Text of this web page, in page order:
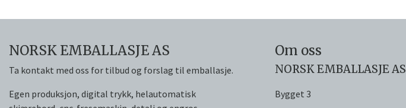
NORSK EMBALLASJE AS
Ta kontakt med oss for tilbud og forslag til emballasje.
Egen produksjon, digital trykk, helautomatisk
Om oss
NORSK EMBALLASJE AS
Bygget 3